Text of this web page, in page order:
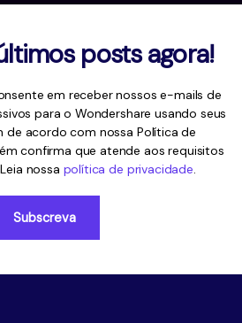
posts agora!
em receber nossos e-mails de
para o Wondershare usando seus
de acordo com nossa Política de
confirma que atende aos requisitos
nossa política de privacidade.
Subscreva